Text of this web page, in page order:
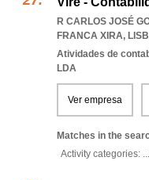
R CARLOS JOSÉ
FRANCA XIRA,
Atividades de
LDA
Ver empresa
Matches in the
Activity categories: ...